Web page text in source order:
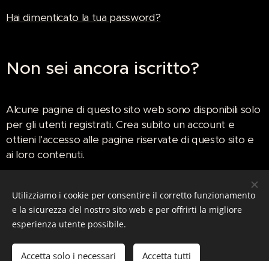
Hai dimenticato la tua password?
Non sei ancora iscritto?
Alcune pagine di questo sito web sono disponibili solo
per gli utenti registrati. Crea subito un account e
ottieni l'accesso alle pagine riservate di questo sito e
ai loro contenuti.
Crea un nuovo account
Utilizziamo i cookie per consentire il corretto funzionamento
e la sicurezza del nostro sito web e per offrirti la migliore
esperienza utente possibile.
Accetta solo i necessari Accetta tutti